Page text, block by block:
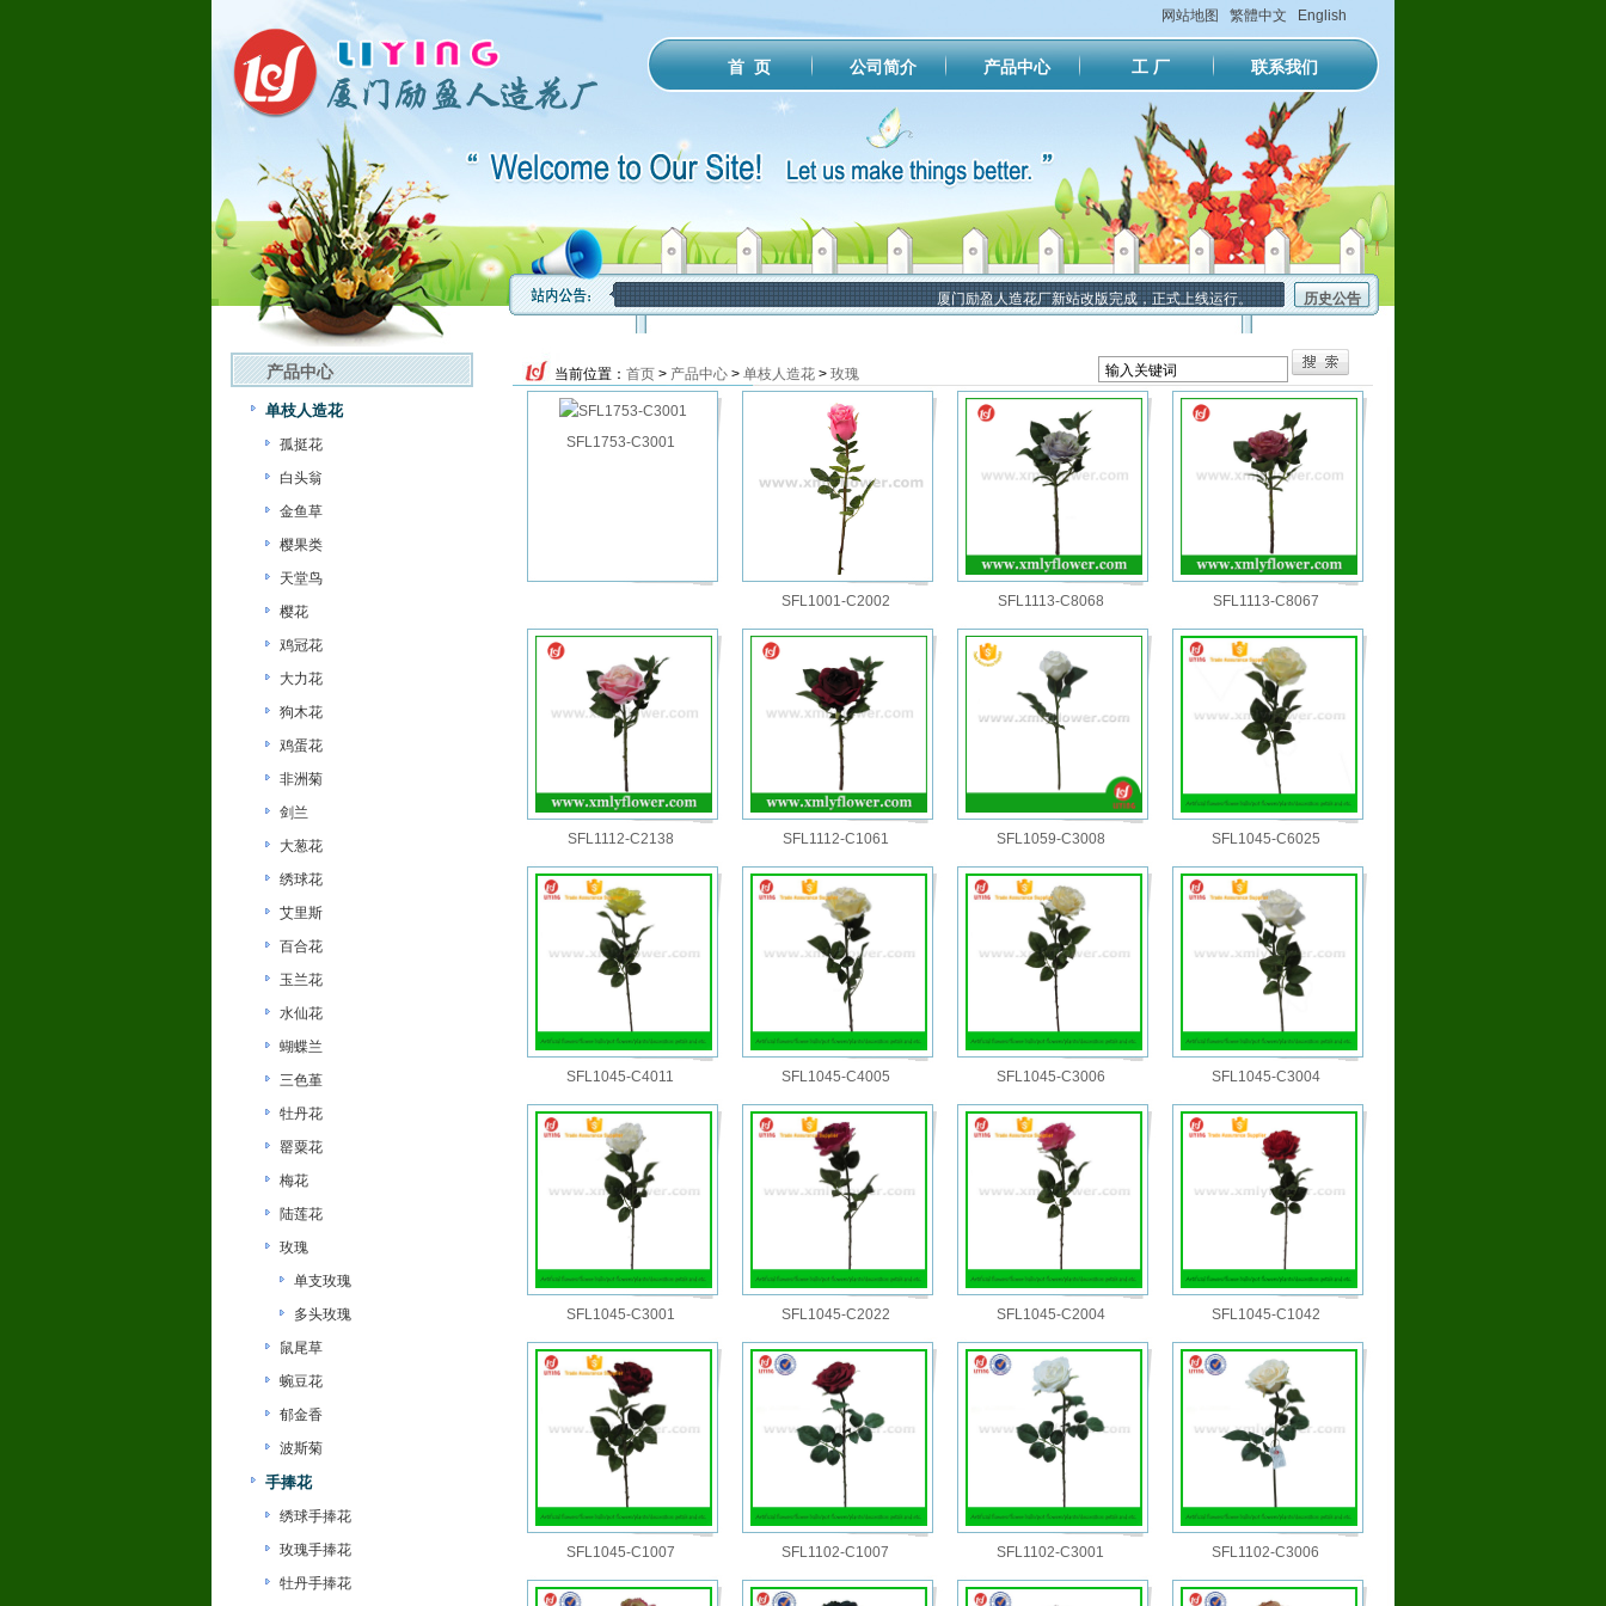
网站地图 繁體中文 English
首 页 公司简介 产品中心 工 厂 联系我们
厦门励盈人造花厂新站改版完成，正式上线运行。 历史公告
产品中心
单枝人造花
孤挺花
白头翁
金鱼草
樱果类
天堂鸟
樱花
鸡冠花
大力花
狗木花
鸡蛋花
非洲菊
剑兰
大葱花
绣球花
艾里斯
百合花
玉兰花
水仙花
蝴蝶兰
三色堇
牡丹花
罂粟花
梅花
陆莲花
玫瑰
单支玫瑰
多头玫瑰
鼠尾草
蜿豆花
郁金香
波斯菊
手捧花
绣球手捧花
玫瑰手捧花
牡丹手捧花
当前位置： 首页 > 产品中心 > 单枝人造花 > 玫瑰
SFL1753-C3001
SFL1001-C2002 SFL1113-C8068 SFL1113-C8067
SFL1112-C2138 SFL1112-C1061 SFL1059-C3008 SFL1045-C6025
SFL1045-C4011 SFL1045-C4005 SFL1045-C3006 SFL1045-C3004
SFL1045-C3001 SFL1045-C2022 SFL1045-C2004 SFL1045-C1042
SFL1045-C1007 SFL1102-C1007 SFL1102-C3001 SFL1102-C3006